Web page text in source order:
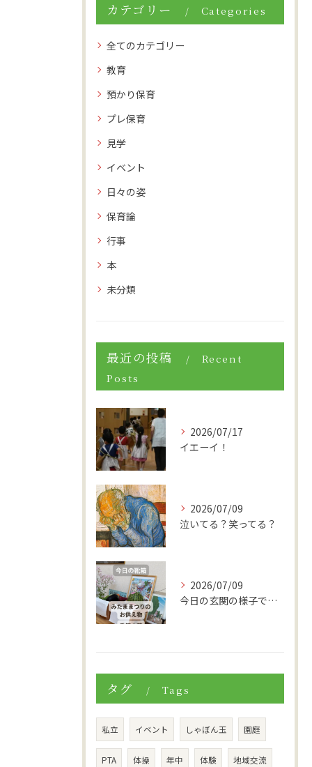
カテゴリー Categories
全てのカテゴリー
教育
預かり保育
プレ保育
見学
イベント
日々の姿
保育論
行事
本
未分類
最近の投稿
Recent
Posts
2026/07/17
イエーイ！
2026/07/09
泣いてる？笑ってる？
2026/07/09
今日の玄関の様子です。
タグ Tags
私立 イベント しゃぼん玉 園庭
PTA 体操 年中 体験 地域交流